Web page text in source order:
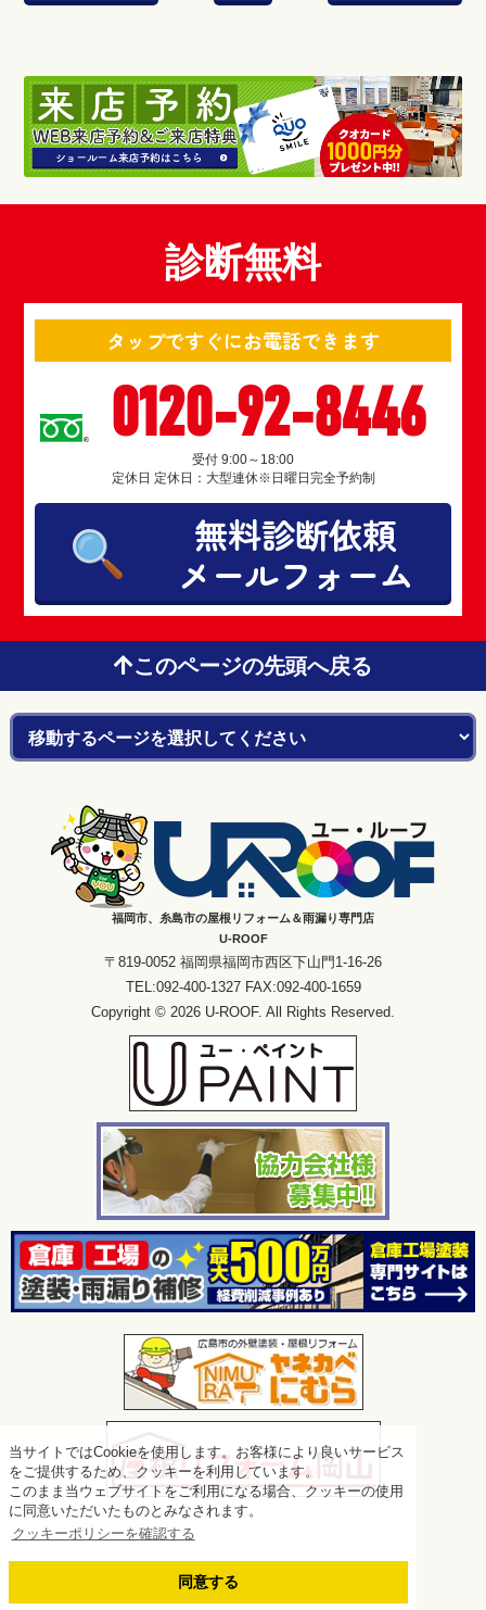
当サイトではCookieを使用します。お客様により良いサービス
をご提供するため、クッキーを利用しています。
このまま当ウェブサイトをご利用になる場合、クッキーの使用
に同意いただいたものとみなされます。
クッキーポリシーを確認する
同意する
診断無料
タップですぐにお電話できます
0120-92-8446
受付 9:00～18:00
定休日 定休日：大型連休※日曜日完全予約制
無料診断依頼
メールフォーム
このページの先頭へ戻る
福岡市、糸島市の屋根リフォーム＆雨漏り専門店
U-ROOF
〒819-0052 福岡県福岡市西区下山門1-16-26
TEL:092-400-1327 FAX:092-400-1659
Copyright © 2026 U-ROOF. All Rights Reserved.